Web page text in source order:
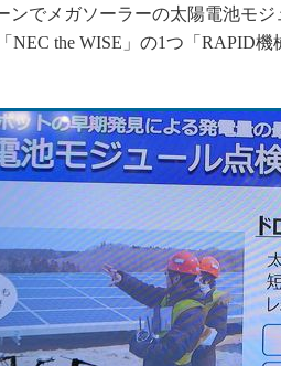
ンでメガソーラーの太陽電池モ
NEC the WISE」の1つ「RAPID